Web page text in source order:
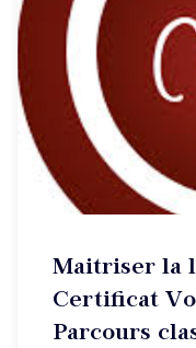
Maitriser la
Certificat
Parcours